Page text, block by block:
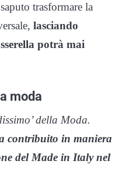
trasformare la
lasciando
potrà mai
moda
della Moda.
contribuito in maniera
del Made in Italy nel